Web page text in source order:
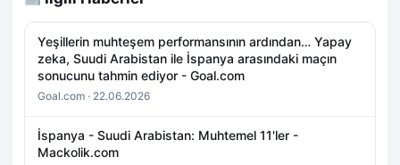
Yeşillerin muhteşem performansının ardından… Yapay
zeka, Suudi Arabistan ile İspanya arasındaki maçın
sonucunu tahmin ediyor - Goal.com
Goal.com · 22.06.2026
İspanya - Suudi Arabistan: Muhtemel 11'ler -
Mackolik.com